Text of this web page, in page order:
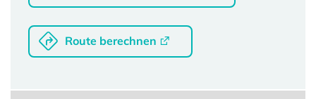
Route berechnen